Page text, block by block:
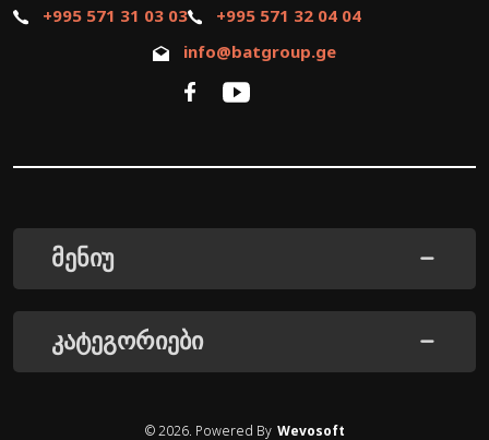
+995 571 31 03 03
+995 571 32 04 04
info@batgroup.ge
მენიუ
კატეგორიები
©2026. Powered By Wevosoft